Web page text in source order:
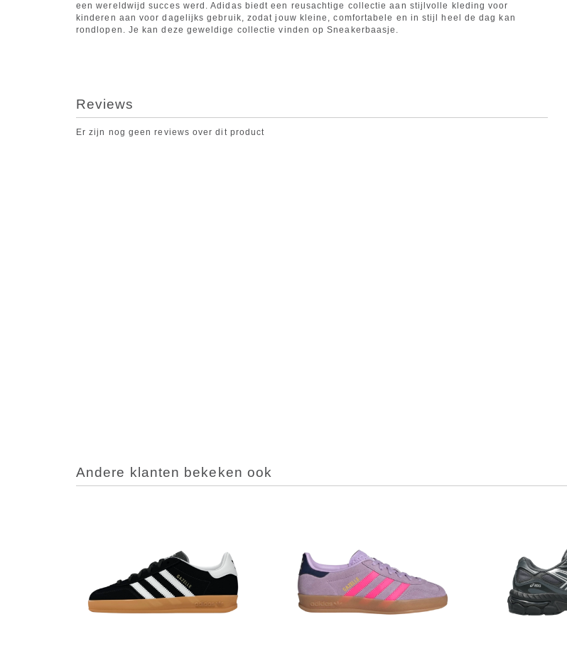
een wereldwijd succes werd. Adidas biedt een reusachtige collectie aan stijlvolle kleding voor
kinderen aan voor dagelijks gebruik, zodat jouw kleine, comfortabele en in stijl heel de dag kan
rondlopen. Je kan deze geweldige collectie vinden op Sneakerbaasje.
Reviews
Er zijn nog geen reviews over dit product
Andere klanten bekeken ook